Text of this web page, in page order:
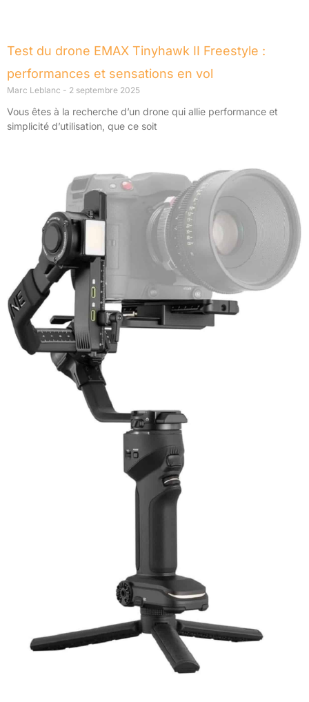
Test du drone EMAX Tinyhawk II Freestyle :
performances et sensations en vol
Marc Leblanc 2 septembre 2025
Vous êtes à la recherche d’un drone qui allie performance et
simplicité d’utilisation, que ce soit